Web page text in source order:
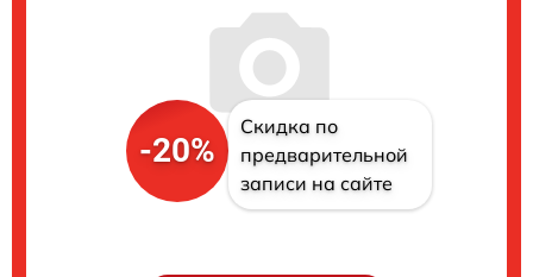
-20%
Скидка по
предварительной
записи на сайте